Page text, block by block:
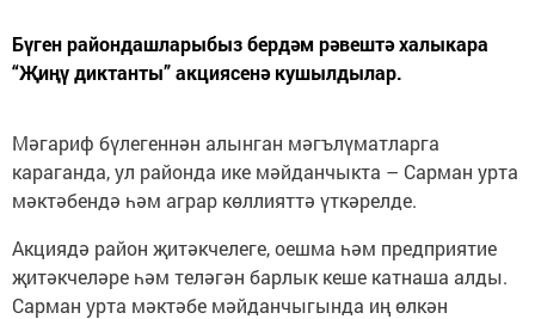
Бүген райондашларыбыз бердәм рәвештә халыкара
“Җиңү диктанты” акциясенә кушылдылар.
Мәгариф бүлегеннән алынган мәгълүматларга
караганда, ул районда ике мәйданчыкта – Сарман урта
мәктәбендә һәм аграр көллияттә үткәрелде.
Акциядә район җитәкчелеге, оешма һәм предприятие
җитәкчеләре һәм теләгән барлык кеше катнаша алды.
Сарман урта мәктәбе мәйданчыгында иң өлкән